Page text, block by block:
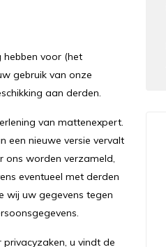
voor (het
gebruik van onze
aan derden.
van mattenexpert.
een nieuwe versie vervalt
ons worden verzameld,
eventueel met derden
wij uw gegevens tegen
u vindt de